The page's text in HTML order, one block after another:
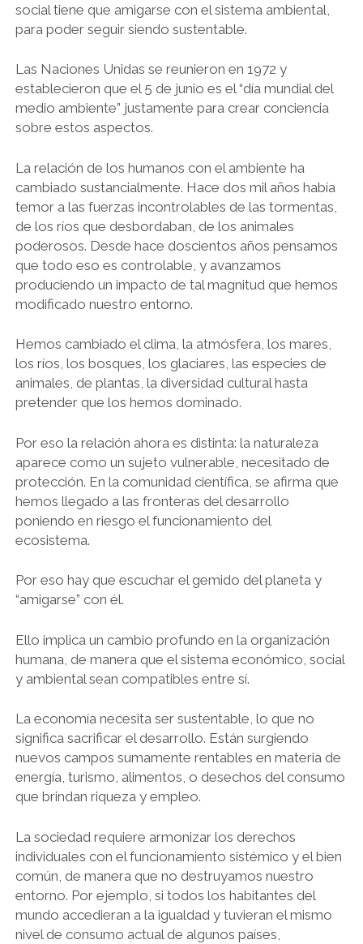
social tiene que amigarse con el sistema ambiental,
para poder seguir siendo sustentable.
Las Naciones Unidas se reunieron en 1972 y
establecieron que el 5 de junio es el “día mundial del
medio ambiente” justamente para crear conciencia
sobre estos aspectos.
La relación de los humanos con el ambiente ha
cambiado sustancialmente. Hace dos mil años había
temor a las fuerzas incontrolables de las tormentas,
de los ríos que desbordaban, de los animales
poderosos. Desde hace doscientos años pensamos
que todo eso es controlable, y avanzamos
produciendo un impacto de tal magnitud que hemos
modificado nuestro entorno.
Hemos cambiado el clima, la atmósfera, los mares,
los ríos, los bosques, los glaciares, las especies de
animales, de plantas, la diversidad cultural hasta
pretender que los hemos dominado.
Por eso la relación ahora es distinta: la naturaleza
aparece como un sujeto vulnerable, necesitado de
protección. En la comunidad científica, se afirma que
hemos llegado a las fronteras del desarrollo
poniendo en riesgo el funcionamiento del
ecosistema.
Por eso hay que escuchar el gemido del planeta y
“amigarse” con él.
Ello implica un cambio profundo en la organización
humana, de manera que el sistema económico, social
y ambiental sean compatibles entre sí.
La economía necesita ser sustentable, lo que no
significa sacrificar el desarrollo. Están surgiendo
nuevos campos sumamente rentables en materia de
energía, turismo, alimentos, o desechos del consumo
que brindan riqueza y empleo.
La sociedad requiere armonizar los derechos
individuales con el funcionamiento sistémico y el bien
común, de manera que no destruyamos nuestro
entorno. Por ejemplo, si todos los habitantes del
mundo accedieran a la igualdad y tuvieran el mismo
nivel de consumo actual de algunos países,